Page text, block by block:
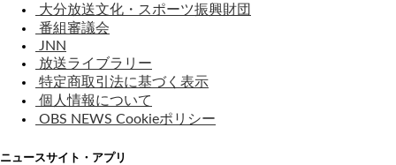
大分放送文化・スポーツ振興財団
番組審議会
JNN
放送ライブラリー
特定商取引法に基づく表示
個人情報について
OBS NEWS Cookieポリシー
ニュースサイト・アプリ